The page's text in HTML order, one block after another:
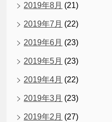
2019年8月 (21)
2019年7月 (22)
2019年6月 (23)
2019年5月 (23)
2019年4月 (22)
2019年3月 (23)
2019年2月 (27)